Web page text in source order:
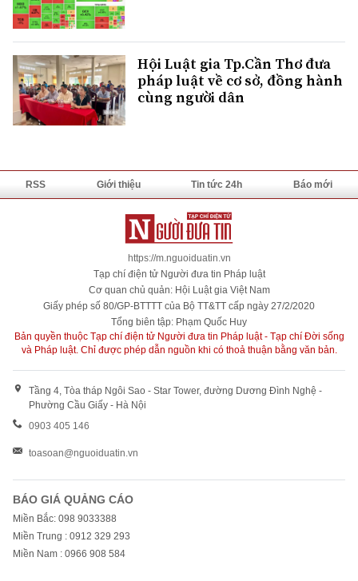
Hội Luật gia Tp.Cần Thơ đưa
pháp luật về cơ sở, đồng hành
cùng người dân
RSS Giới thiệu Tin tức 24h Báo mới
https://m.nguoiduatin.vn
Tạp chí điện tử Người đưa tin Pháp luật
Cơ quan chủ quản: Hội Luật gia Việt Nam
Giấy phép số 80/GP-BTTTT của Bộ TT&TT cấp ngày 27/2/2020
Tổng biên tập: Phạm Quốc Huy
Bản quyền thuộc Tạp chí điện tử Người đưa tin Pháp luật - Tạp chí Đời sống
và Pháp luật. Chỉ được phép dẫn nguồn khi có thoả thuận bằng văn bản.
Tầng 4, Tòa tháp Ngôi Sao - Star Tower, đường Dương Đình Nghệ -
Phường Cầu Giấy - Hà Nội
0903 405 146
toasoan@nguoiduatin.vn
BÁO GIÁ QUẢNG CÁO
Miền Bắc: 098 9033388
Miền Trung : 0912 329 293
Miền Nam : 0966 908 584